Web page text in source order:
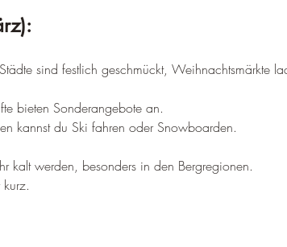
sind festlich geschmückt, Weihnachtsmärkte
bieten Sonderangebote an.
kannst du Ski fahren oder Snowboarden.
kalt werden, besonders in den Bergregionen.